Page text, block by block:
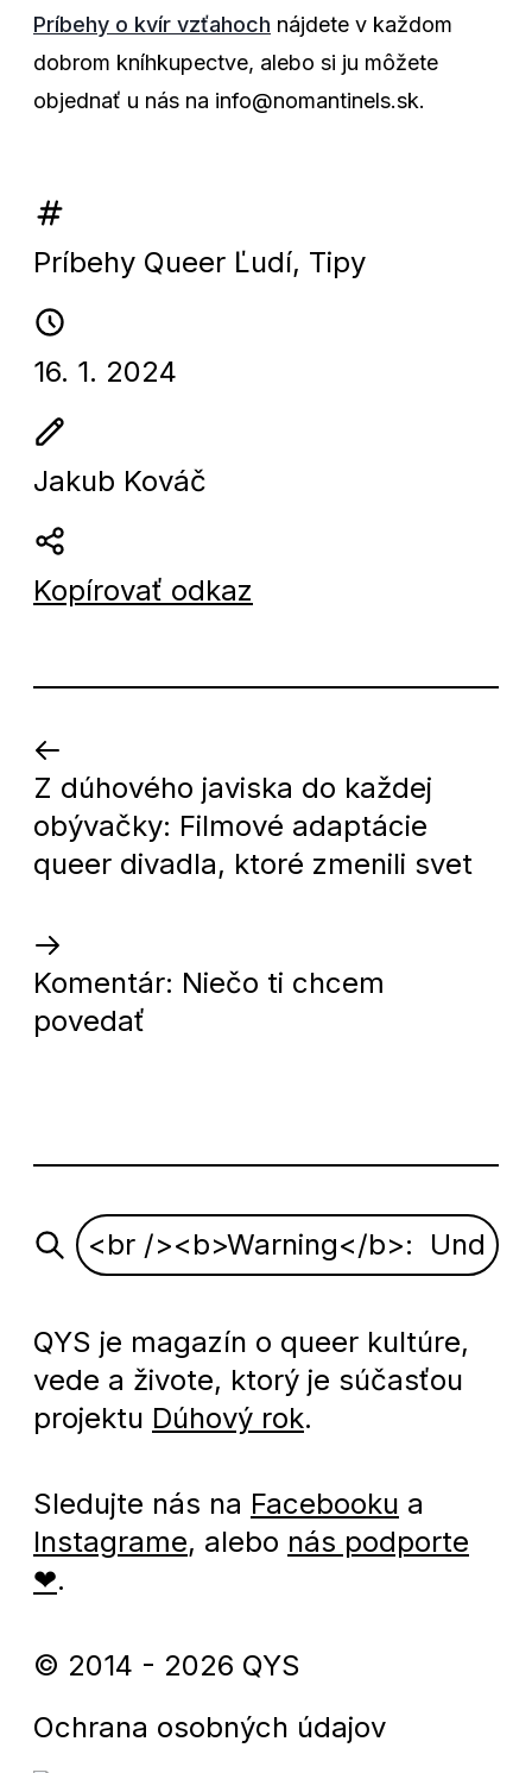
Príbehy o kvír vzťahoch nájdete v každom
dobrom kníhkupectve, alebo si ju môžete
objednať u nás na info@nomantinels.sk.
Príbehy Queer Ľudí, Tipy
16. 1. 2024
Jakub Kováč
Kopírovať odkaz
Kto
viac
číta,
viac
dozvie
Z dúhového javiska do každej
obývačky: Filmové adaptácie
queer divadla, ktoré zmenili svet
Komentár: Niečo ti chcem
povedať
QYS je magazín o queer kultúre,
vede a živote, ktorý je súčasťou
projektu Dúhový rok.
Sledujte nás na Facebooku a
Instagrame, alebo nás podporte
❤.
© 2014 - 2026 QYS
Ochrana osobných údajov